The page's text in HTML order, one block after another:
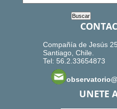
Compañía de Jesús
Santiago, Chile.
Tel: 56.2.33654873
UNETE